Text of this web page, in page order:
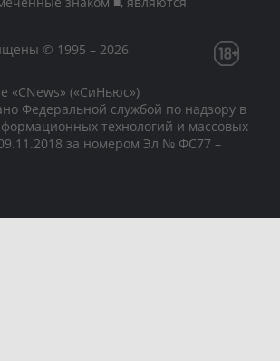
© 1995 – 2026
«CNews» («СиНьюс»)
Федеральной службой по надзору в
технологий и массовых
за номером Эл № ФС77 –